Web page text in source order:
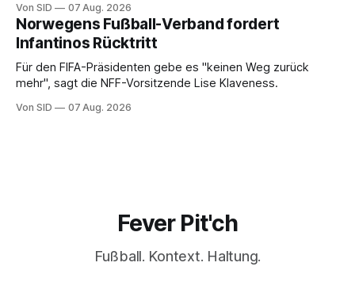
Von SID 07 Aug. 2026
Norwegens Fußball-Verband fordert
Infantinos Rücktritt
Für den FIFA-Präsidenten gebe es "keinen Weg zurück
mehr", sagt die NFF-Vorsitzende Lise Klaveness.
Von SID 07 Aug. 2026
Fever Pit'ch
Fußball. Kontext. Haltung.